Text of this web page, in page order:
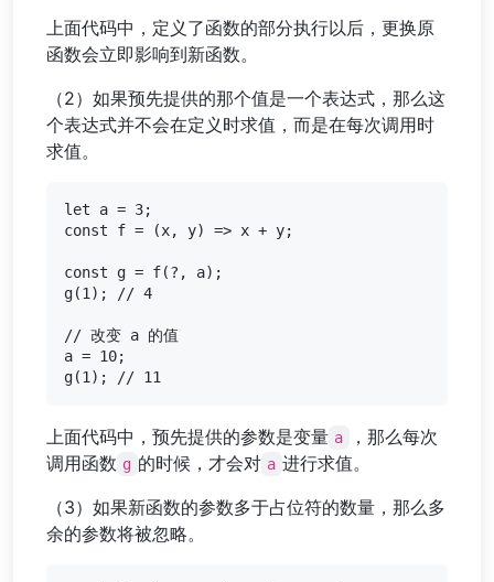
上面代码中，定义了函数的部分执行以后，更换原
函数会立即影响到新函数。
（2）如果预先提供的那个值是一个表达式，那么这
个表达式并不会在定义时求值，而是在每次调用时
求值。
let a = 3;
const f = (x, y) => x + y;
const g = f(?, a);
g(1); // 4
// 改变 a 的值
a = 10;
上面代码中，预先提供的参数是变量 a
，那么每次
调用函数 g 的时候，才会对 a 进行求值。
（3）如果新函数的参数多于占位符的数量，那么多
余的参数将被忽略。